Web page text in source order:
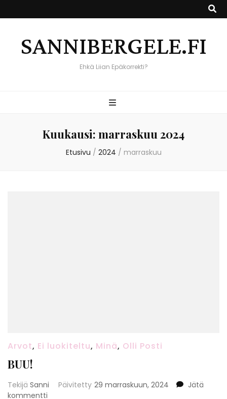
SANNIBERGELE.FI
Ehkä Liian Epäkorrekti?
Kuukausi: marraskuu 2024
Etusivu / 2024 / marraskuu
Arvot, Ei luokiteltu, Minä, Olli Posti
BUU!
Tekijä Sanni Päivitetty 29 marraskuun, 2024
Jätä
kommentti